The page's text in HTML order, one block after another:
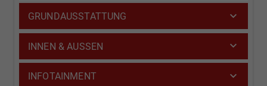
GRUNDAUSSTATTUNG
INNEN & AUSSEN
INFOTAINMENT